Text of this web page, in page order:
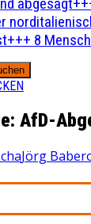
8
AfD-
Jörg